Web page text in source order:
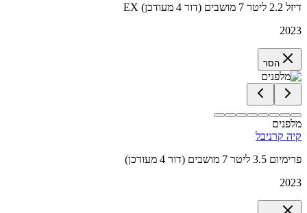
EX דיזל 2.2 ליטר 7 מושבים (דור 4 מעודכן)
2023
הסר
מלפנים
קיה קרניבל
פרימיום 3.5 ליטר 7 מושבים (דור 4 מעודכן)
2023